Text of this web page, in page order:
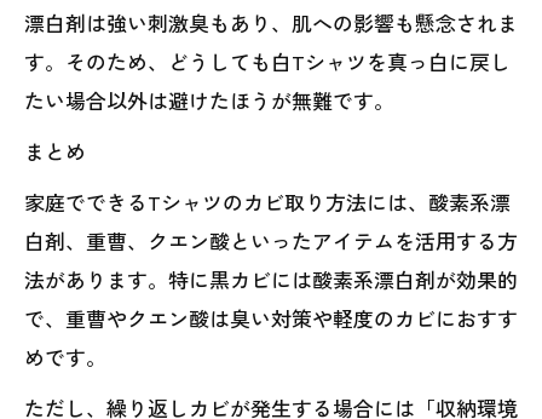
漂白剤は強い刺激臭もあり、肌への影響も懸念されま
す。そのため、どうしても白Tシャツを真っ白に戻し
たい場合以外は避けたほうが無難です。
まとめ
家庭でできるTシャツのカビ取り方法には、酸素系漂
白剤、重曹、クエン酸といったアイテムを活用する方
法があります。特に黒カビには酸素系漂白剤が効果的
で、重曹やクエン酸は臭い対策や軽度のカビにおすす
めです。
ただし、繰り返しカビが発生する場合には「収納環境